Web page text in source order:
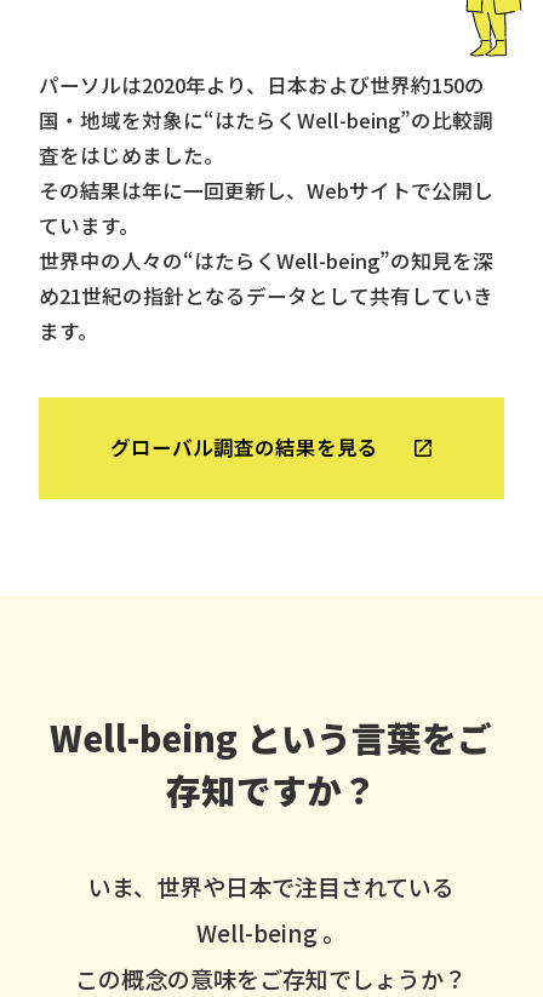
パーソルは2020年より、日本および世界約150の
国・地域を対象に“はたらくWell-being”の比較調
査をはじめました。
その結果は年に一回更新し、Webサイトで公開し
ています。
世界中の人々の“はたらくWell-being”の知見を深
め21世紀の指針となるデータとして共有していき
ます。
グローバル調査の結果を見る
Well-being という言葉をご
存知ですか？
いま、世界や日本で注目されている
Well-being 。
この概念の意味をご存知でしょうか？